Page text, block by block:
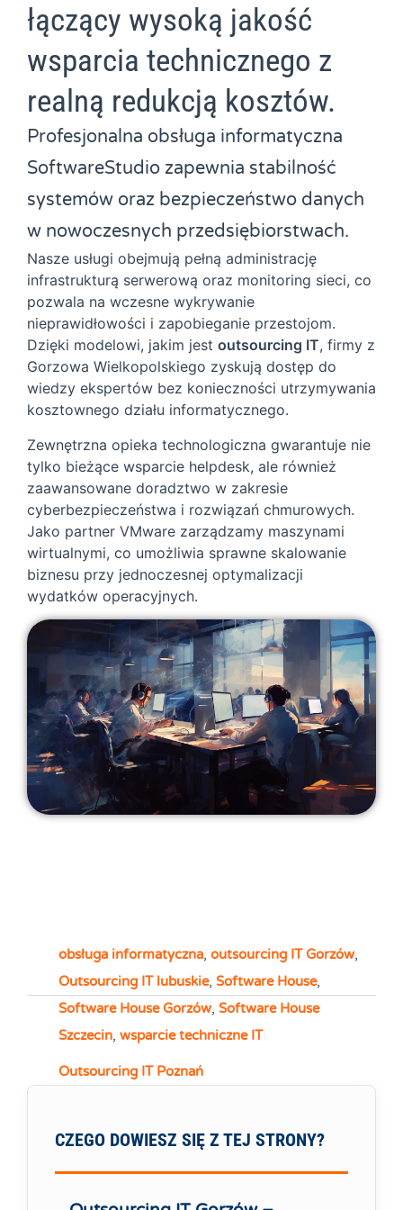
łączący wysoką jakość
wsparcia technicznego z
realną redukcją kosztów.
Profesjonalna obsługa informatyczna
SoftwareStudio zapewnia stabilność
systemów oraz bezpieczeństwo danych
w nowoczesnych przedsiębiorstwach.
Nasze usługi obejmują pełną administrację
infrastrukturą serwerową oraz monitoring sieci, co
pozwala na wczesne wykrywanie
nieprawidłowości i zapobieganie przestojom.
Dzięki modelowi, jakim jest outsourcing IT, firmy z
Gorzowa Wielkopolskiego zyskują dostęp do
wiedzy ekspertów bez konieczności utrzymywania
kosztownego działu informatycznego.
Zewnętrzna opieka technologiczna gwarantuje nie
tylko bieżące wsparcie helpdesk, ale również
zaawansowane doradztwo w zakresie
cyberbezpieczeństwa i rozwiązań chmurowych.
Jako partner VMware zarządzamy maszynami
wirtualnymi, co umożliwia sprawne skalowanie
biznesu przy jednoczesnej optymalizacji
wydatków operacyjnych.
obsługa informatyczna, outsourcing IT Gorzów,
Outsourcing IT lubuskie, Software House,
Software House Gorzów, Software House
Szczecin, wsparcie techniczne IT
Outsourcing IT Poznań
CZEGO DOWIESZ SIĘ Z TEJ STRONY?